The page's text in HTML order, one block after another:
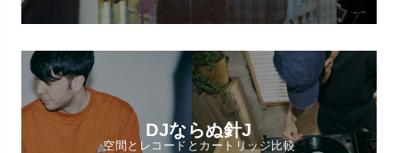
DJならぬ針J
空間とレコードとカートリッジ比較